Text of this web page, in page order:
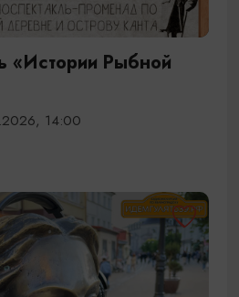
«Истории Рыбной
14:00